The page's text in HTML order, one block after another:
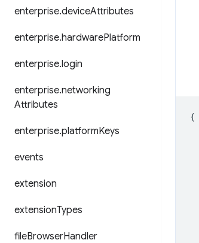
enterprise.deviceAttributes
enterprise.hardwarePlatform
enterprise.login
enterprise.networking
Attributes
enterprise.platformKeys
events
extension
extensionTypes
fileBrowserHandler
{